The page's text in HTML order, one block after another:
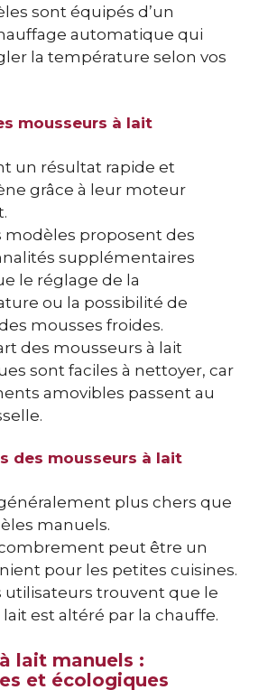
sont équipés d’un
automatique qui
la température selon vos
mousseurs à lait
un résultat rapide et
grâce à leur moteur
modèles proposent des
supplémentaires
le réglage de la
ou la possibilité de
mousses froides.
des mousseurs à lait
sont faciles à nettoyer, car
amovibles passent au
des mousseurs à lait
plus chers que
manuels.
peut être un
pour les petites cuisines.
utilisateurs trouvent que le
est altéré par la chauffe.
lait manuels :
et écologiques